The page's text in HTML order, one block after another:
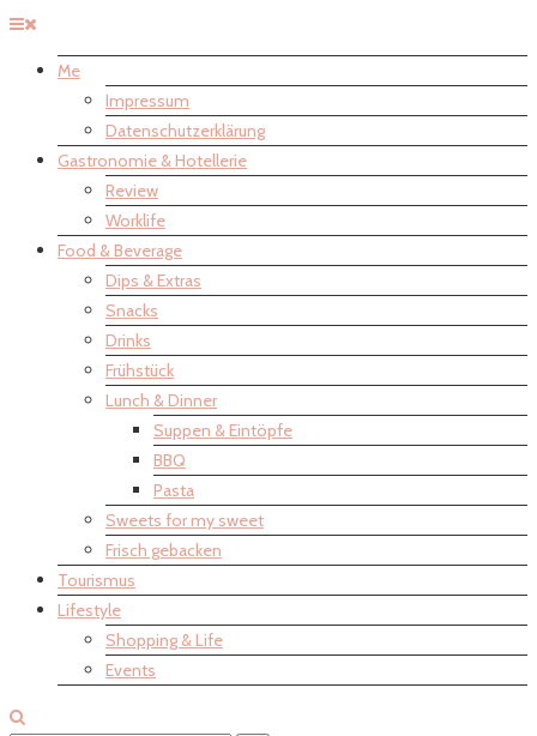
Me
Impressum
Datenschutzerklärung
Gastronomie & Hotellerie
Review
Worklife
Food & Beverage
Dips & Extras
Snacks
Drinks
Frühstück
Lunch & Dinner
Suppen & Eintöpfe
BBQ
Pasta
Sweets for my sweet
Frisch gebacken
Tourismus
Lifestyle
Shopping & Life
Events